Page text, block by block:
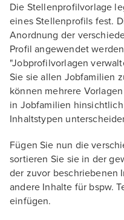
Die Stellenprofilvorlage
eines Stellenprofils fest.
Anordnung der
Profil angewendet
"Jobprofilvorlagen
Sie sie allen Jobfamilien
können mehrere
in Jobfamilien
Inhaltstypen
Fügen Sie nun die
sortieren Sie sie in der
der zuvor beschriebenen
andere Inhalte für bspw.
einfügen.